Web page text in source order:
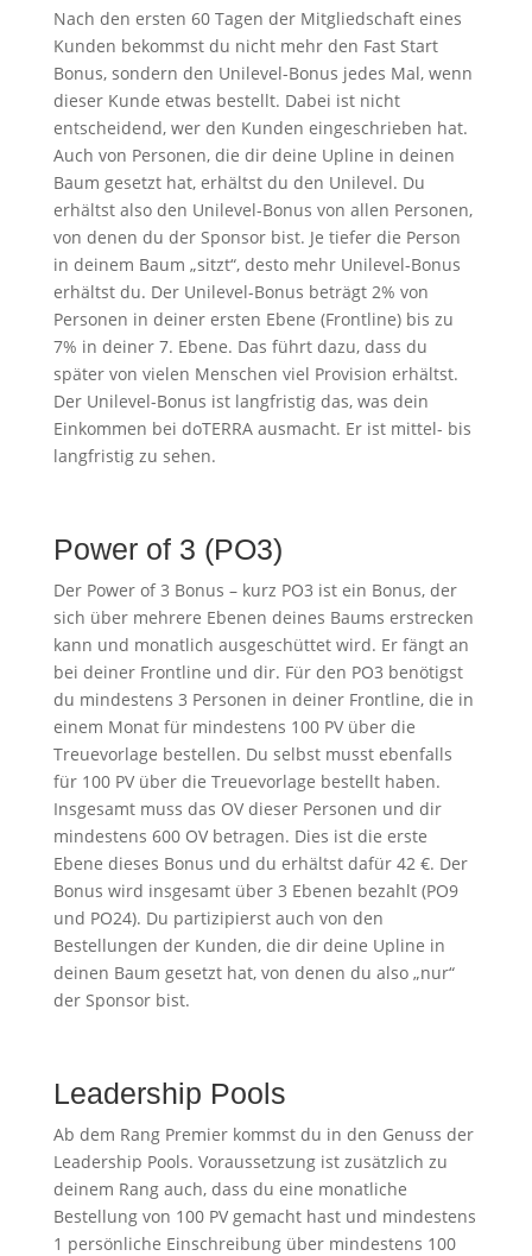
Nach den ersten 60 Tagen der Mitgliedschaft eines
Kunden bekommst du nicht mehr den Fast Start
Bonus, sondern den Unilevel-Bonus jedes Mal, wenn
dieser Kunde etwas bestellt. Dabei ist nicht
entscheidend, wer den Kunden eingeschrieben hat.
Auch von Personen, die dir deine Upline in deinen
Baum gesetzt hat, erhältst du den Unilevel. Du
erhältst also den Unilevel-Bonus von allen Personen,
von denen du der Sponsor bist. Je tiefer die Person
in deinem Baum „sitzt“, desto mehr Unilevel-Bonus
erhältst du. Der Unilevel-Bonus beträgt 2% von
Personen in deiner ersten Ebene (Frontline) bis zu
7% in deiner 7. Ebene. Das führt dazu, dass du
später von vielen Menschen viel Provision erhältst.
Der Unilevel-Bonus ist langfristig das, was dein
Einkommen bei doTERRA ausmacht. Er ist mittel- bis
langfristig zu sehen.
Power of 3 (PO3)
Der Power of 3 Bonus – kurz PO3 ist ein Bonus, der
sich über mehrere Ebenen deines Baums erstrecken
kann und monatlich ausgeschüttet wird. Er fängt an
bei deiner Frontline und dir. Für den PO3 benötigst
du mindestens 3 Personen in deiner Frontline, die in
einem Monat für mindestens 100 PV über die
Treuevorlage bestellen. Du selbst musst ebenfalls
für 100 PV über die Treuevorlage bestellt haben.
Insgesamt muss das OV dieser Personen und dir
mindestens 600 OV betragen. Dies ist die erste
Ebene dieses Bonus und du erhältst dafür 42 €. Der
Bonus wird insgesamt über 3 Ebenen bezahlt (PO9
und PO24). Du partizipierst auch von den
Bestellungen der Kunden, die dir deine Upline in
deinen Baum gesetzt hat, von denen du also „nur“
der Sponsor bist.
Leadership Pools
Ab dem Rang Premier kommst du in den Genuss der
Leadership Pools. Voraussetzung ist zusätzlich zu
deinem Rang auch, dass du eine monatliche
Bestellung von 100 PV gemacht hast und mindestens
1 persönliche Einschreibung über mindestens 100